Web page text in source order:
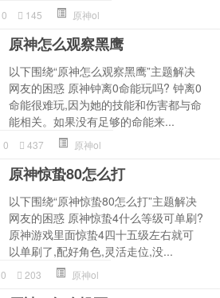
0 145 原神ol
原神怎么观察黑鹰
以下围绕“原神怎么观察黑鹰”主题解决
网友的困惑 原神钟离0命能玩吗? 钟离0
命能很难玩,因为她的技能和伤害都与命
能相关。如果没有足够的命能来...
0 437 原神ol
原神惊蛰80怎么打
以下围绕“原神惊蛰80怎么打”主题解决
网友的困惑 原神惊蛰4什么等级可单刷?
原神游戏里面惊蛰4四十五级左右就可
以单刷了,配好角色,灵活走位,没...
0 203 原神ol